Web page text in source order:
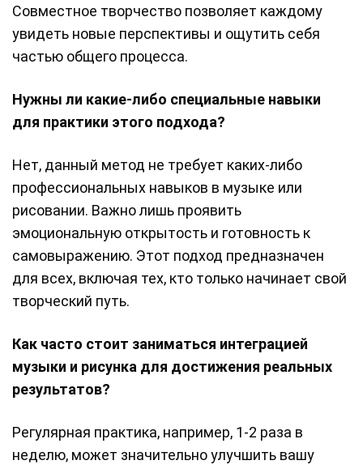
Совместное творчество позволяет каждому
увидеть новые перспективы и ощутить себя
частью общего процесса.
Нужны ли какие-либо специальные навыки
для практики этого подхода?
Нет, данный метод не требует каких-либо
профессиональных навыков в музыке или
рисовании. Важно лишь проявить
эмоциональную открытость и готовность к
самовыражению. Этот подход предназначен
для всех, включая тех, кто только начинает свой
творческий путь.
Как часто стоит заниматься интеграцией
музыки и рисунка для достижения реальных
результатов?
Регулярная практика, например, 1-2 раза в
неделю, может значительно улучшить вашу